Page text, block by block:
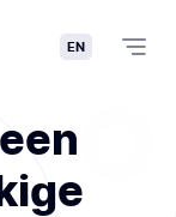
EN